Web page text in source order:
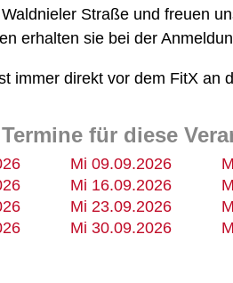
Straße und freuen
erhalten sie bei der
immer direkt vor dem FitX an
für diese
Mi 09.09.2026
Mi 16.09.2026
Mi 23.09.2026
Mi 30.09.2026